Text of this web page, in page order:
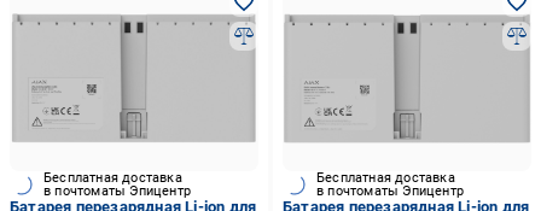
Бесплатная доставка
в почтоматы Эпицентр
Батарея перезарядная Li-ion для
Бесплатная доставка
в почтоматы Эпицентр
Батарея перезарядная Li-ion для